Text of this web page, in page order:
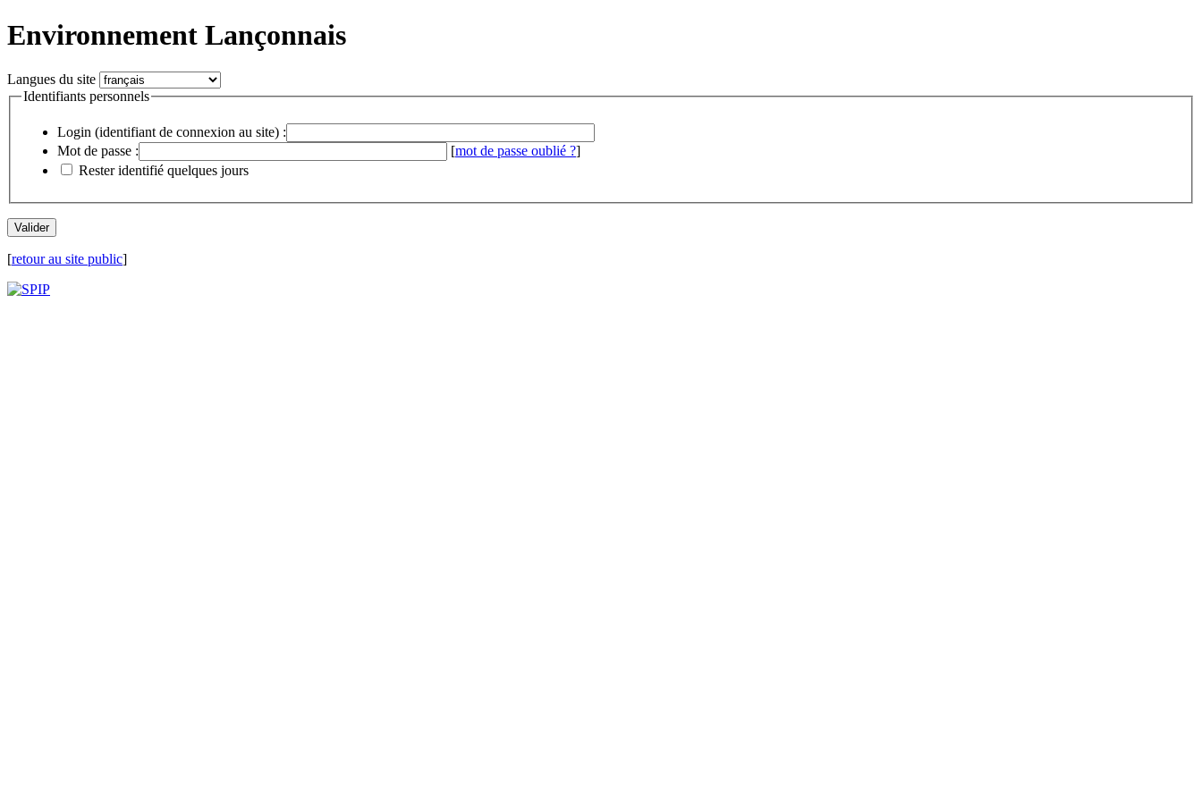
Environnement Lançonnais
Langues du site
Identifiants personnels
Login (identifiant de connexion au site) :
Mot de passe :
[mot de passe oublié ?]
Rester identifié quelques jours
[retour au site public]